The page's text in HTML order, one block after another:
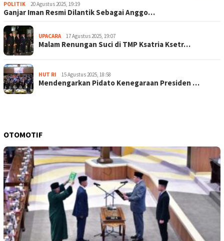
POLITIK 20 Agustus 2025, 19:19
Ganjar Iman Resmi Dilantik Sebagai Anggo…
UPACARA 17 Agustus 2025, 19:07
Malam Renungan Suci di TMP Ksatria Ksetr…
HUT RI 15 Agustus 2025, 18:58
Mendengarkan Pidato Kenegaraan Presiden …
OTOMOTIF